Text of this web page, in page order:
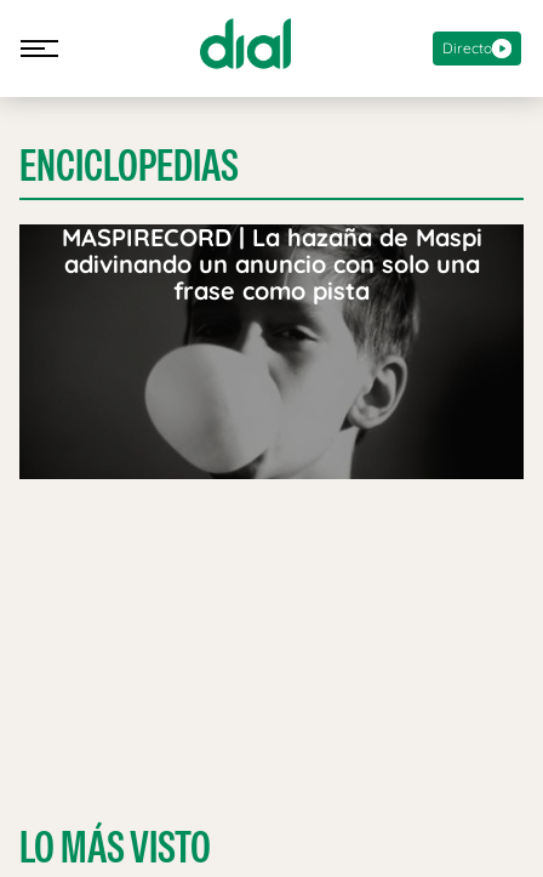
Directo
ENCICLOPEDIAS
MASPIRECORD | La hazaña de Maspi
adivinando un anuncio con solo una
frase como pista
LO MÁS VISTO